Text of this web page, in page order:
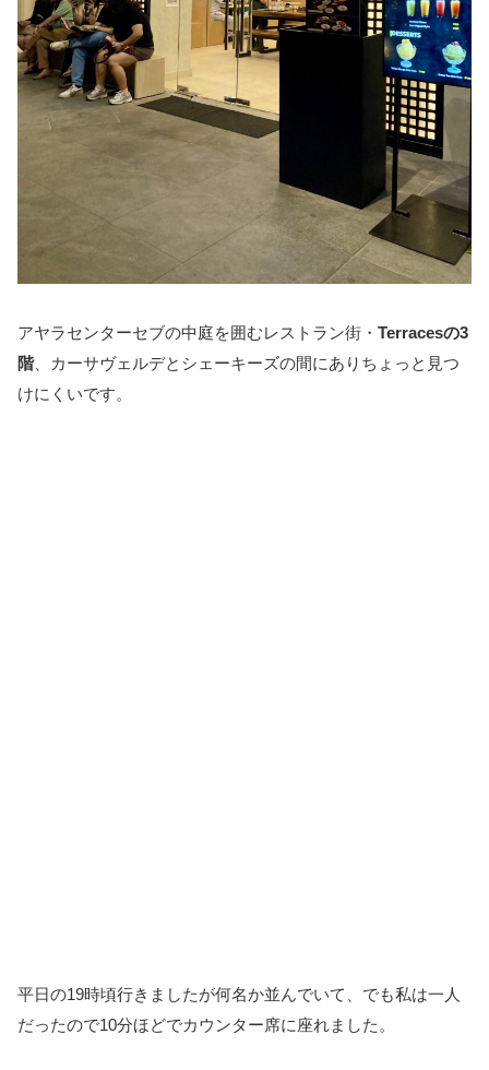
アヤラセンターセブの中庭を囲むレストラン街・ Terracesの3
階、カーサヴェルデとシェーキーズの間にありちょっと見つ
けにくいです。
平日の19時頃行きましたが何名か並んでいて、でも私は一人
だったので10分ほどでカウンター席に座れました。